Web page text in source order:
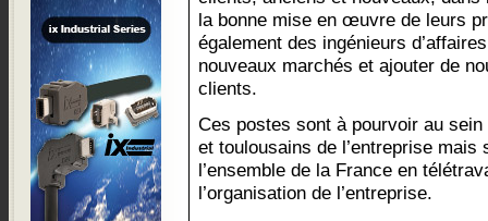
la bonne mise en œuvre de leurs
également des ingénieurs
nouveaux marchés et ajouter de
clients.
Ces postes sont à pourvoir au
et toulousains de l’entreprise mais
l’ensemble de la France en
l’organisation de l’entreprise.